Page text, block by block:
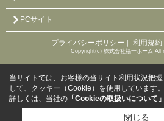
PCサイト
プライバシーポリシー ｜ 利用規約
Copyright(c) 株式会社福一ホーム All
当サイトでは、お客様の当サイト利用状況把
して、クッキー（Cookie）を使用しています。
詳しくは、当社の 「Cookieの取扱いについて」
閉じる